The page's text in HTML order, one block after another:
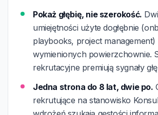
Pokaż głębię, nie szerokość.
umiejętności użyte dogłębnie
playbooks, project management)
wymienionych powierzchownie.
rekrutacyjne premiują sygnały
Jedna strona do 8 lat, dwie po.
rekrutujące na stanowisko